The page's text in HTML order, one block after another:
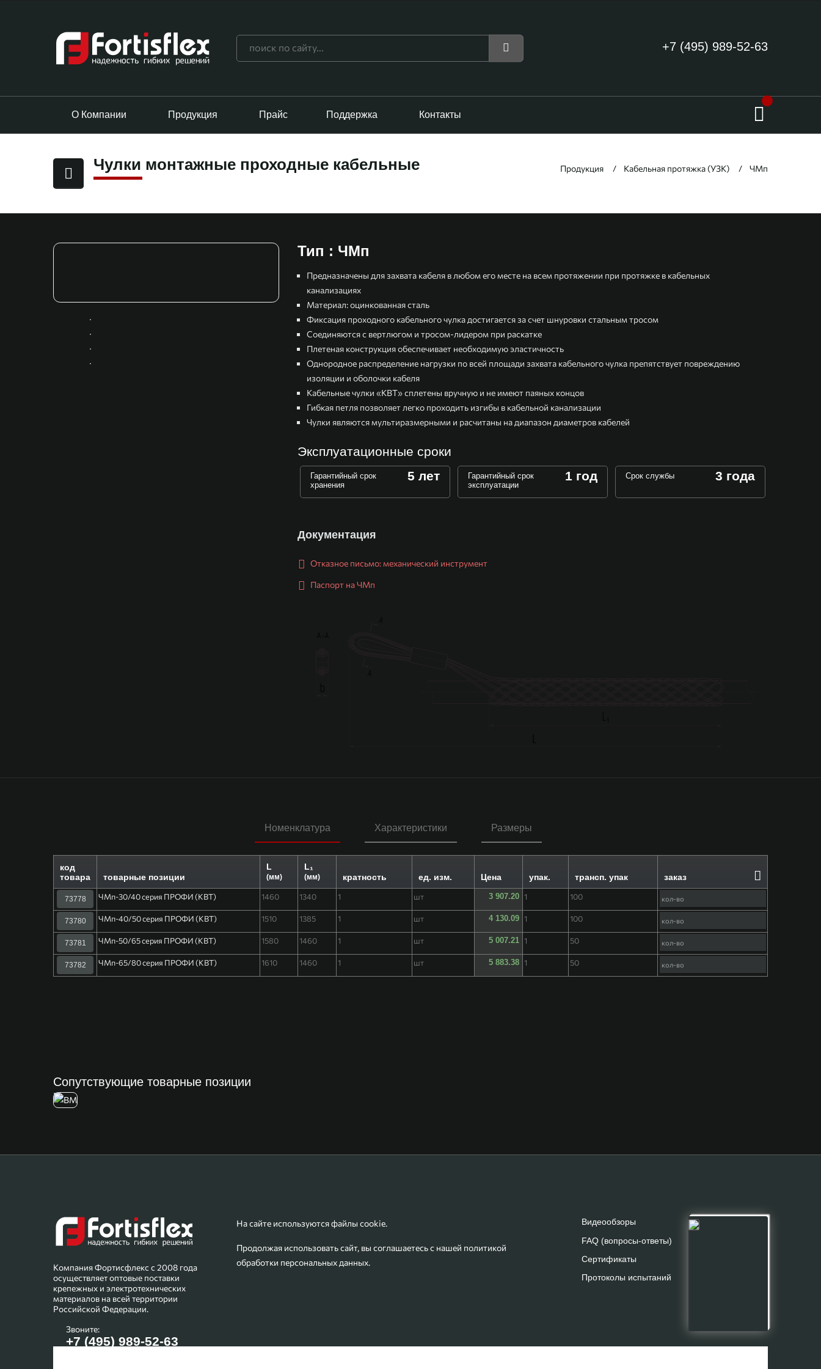
+7 (495) 989-52-63
О Компании Продукция Прайс Поддержка Контакты
Чулки монтажные проходные кабельные Продукция Кабельная протяжка (УЗК) ЧМп
Тип : ЧМп
Предназначены для захвата кабеля в любом его месте на всем протяжении при протяжке в кабельных
канализациях
Материал: оцинкованная сталь
Фиксация проходного кабельного чулка достигается за счет шнуровки стальным тросом
Соединяются с вертлюгом и тросом-лидером при раскатке
Плетеная конструкция обеспечивает необходимую эластичность
Однородное распределение нагрузки по всей площади захвата кабельного чулка препятствует повреждению
изоляции и оболочки кабеля
Кабельные чулки «КВТ» сплетены вручную и не имеют паяных концов
Гибкая петля позволяет легко проходить изгибы в кабельной канализации
Чулки являются мультиразмерными и расчитаны на диапазон диаметров кабелей
Эксплуатационные сроки
Гарантийный срок
хранения
5 лет
Гарантийный срок
эксплуатации
1 год Срок службы 3 года
Документация
Отказное письмо: механический инструмент
Паспорт на ЧМп
Номенклатура Характеристики Размеры
код
товара
товарные позиции
L
(мм)
L₁
(мм) кратность ед. изм. Цена упак. трансп. упак заказ
73778 ЧМп-30/40 серия ПРОФИ (КВТ) 1460 1340 1 шт 3 907.20 1 100
73780 ЧМп-40/50 серия ПРОФИ (КВТ) 1510 1385 1 шт 4 130.09 1 100
73781 ЧМп-50/65 серия ПРОФИ (КВТ) 1580 1460 1 шт 5 007.21 1 50
73782 ЧМп-65/80 серия ПРОФИ (КВТ) 1610 1460 1 шт 5 883.38 1 50
Сопутствующие товарные позиции
Компания Фортисфлекс с 2008 года
осуществляет оптовые поставки
крепежных и электротехнических
материалов на всей территории
Российской Федерации.
Звоните:
+7 (495) 989-52-63
На сайте используются файлы cookie.
Продолжая использовать сайт, вы соглашаетесь с нашей политикой
обработки персональных данных.
Видеообзоры
FAQ (вопросы-ответы)
Сертификаты
Протоколы испытаний